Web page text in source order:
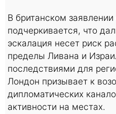
В британском заявлении
подчеркивается, что
эскалация несет риск
пределы Ливана и
последствиями для
Лондон призывает к
дипломатических
активности на местах.